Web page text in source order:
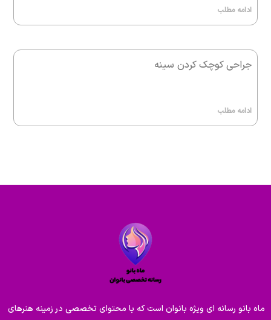
ادامه مطلب
جراحی کوچک کردن سینه
ادامه مطلب
ماه بانو رسانه ای ویژه بانوان است که با محتوای تخصصی در زمینه هنرهای